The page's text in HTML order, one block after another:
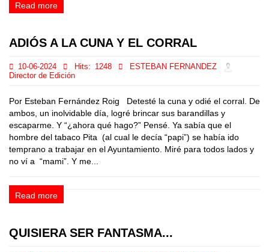
Read more
ADIÓS A LA CUNA Y EL CORRAL
10-06-2024 Hits: 1248
ESTEBAN FERNANDEZ
Director de Edición
Por Esteban Fernández Roig Detesté la cuna y odié el corral. De
ambos, un inolvidable día, logré brincar sus barandillas y
escaparme. Y “¿ahora qué hago?” Pensé. Ya sabía que el
hombre del tabaco Pita (al cual le decía “papi”) se había ido
temprano a trabajar en el Ayuntamiento. Miré para todos lados y
no ví a “mami”. Y me...
Read more
QUISIERA SER FANTASMA...